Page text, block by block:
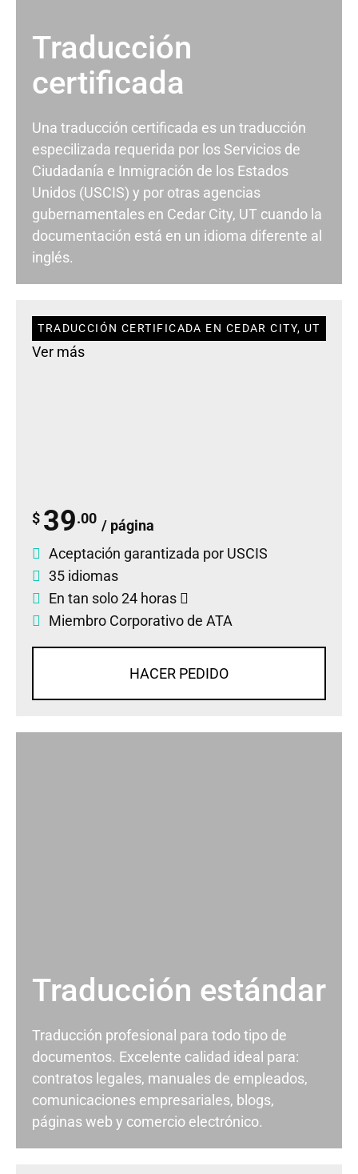
Traducción
certificada
Una traducción certificada es un traducción
especilizada requerida por los Servicios de
Ciudadanía e Inmigración de los Estados
Unidos (USCIS) y por otras agencias
gubernamentales en Cedar City, UT cuando la
documentación está en un idioma diferente al
inglés.
TRADUCCIÓN CERTIFICADA EN CEDAR CITY, UT
Ver más
$ 39.00 / página
Aceptación garantizada por USCIS
35 idiomas
En tan solo 24 horas
Miembro Corporativo de ATA
HACER PEDIDO
Traducción estándar
Traducción profesional para todo tipo de
documentos. Excelente calidad ideal para:
contratos legales, manuales de empleados,
comunicaciones empresariales, blogs,
páginas web y comercio electrónico.